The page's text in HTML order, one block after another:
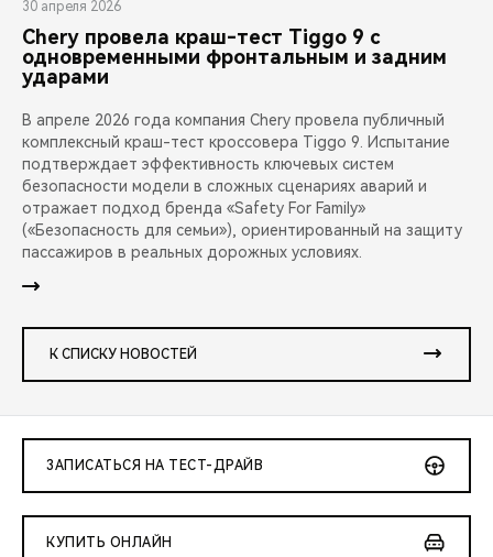
30 апреля 2026
Chery провела краш-тест Tiggo 9 с
одновременными фронтальным и задним
ударами
В апреле 2026 года компания Chery провела публичный
комплексный краш-тест кроссовера Tiggo 9. Испытание
подтверждает эффективность ключевых систем
безопасности модели в сложных сценариях аварий и
отражает подход бренда «Safety For Family»
(«Безопасность для семьи»), ориентированный на защиту
пассажиров в реальных дорожных условиях.
К СПИСКУ НОВОСТЕЙ
ЗАПИСАТЬСЯ НА ТЕСТ-ДРАЙВ
КУПИТЬ ОНЛАЙН